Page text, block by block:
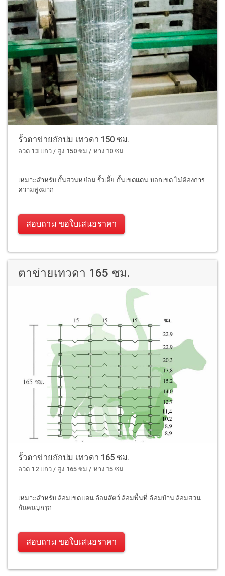
รั้วตาข่ายถักปม เทวดา 150 ซม.
ลวด 13 แถว / สูง 150 ซม / ห่าง 10 ซม
เหมาะสำหรับ กั้นสวนหย่อม รั้วเตี้ย กั้นเขตแดน บอกเขต ไม่ต้องการ
ความสูงมาก
สอบถาม ขอใบเสนอราคา
ตาข่ายเทวดา 165 ซม.
รั้วตาข่ายถักปม เทวดา 165 ซม.
ลวด 12 แถว / สูง 165 ซม / ห่าง 15 ซม
เหมาะสำหรับ ล้อมเขตแดน ล้อมสัตว์ ล้อมพื้นที่ ล้อมบ้าน ล้อมสวน
กันคนบุกรุก
สอบถาม ขอใบเสนอราคา